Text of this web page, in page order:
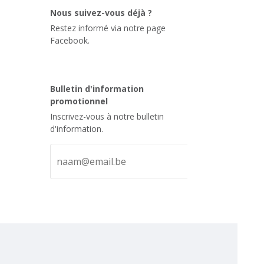
Nous suivez-vous déjà ?
Restez informé via notre page
Facebook.
Bulletin d'information
promotionnel
Inscrivez-vous à notre bulletin
d'information.